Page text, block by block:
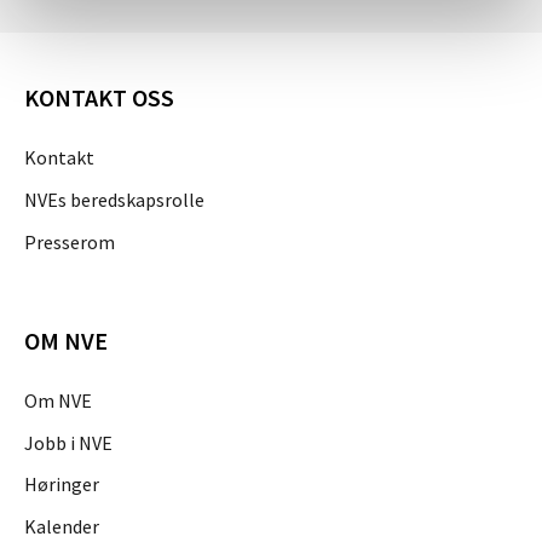
KONTAKT OSS
Kontakt
NVEs beredskapsrolle
Presserom
OM NVE
Om NVE
Jobb i NVE
Høringer
Kalender